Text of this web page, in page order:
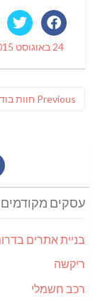
Posted
24 באוגוסט 2015
Previous חוות
עסקים מקודמים
בניית אתרים
ריקשה
רכב חשמלי